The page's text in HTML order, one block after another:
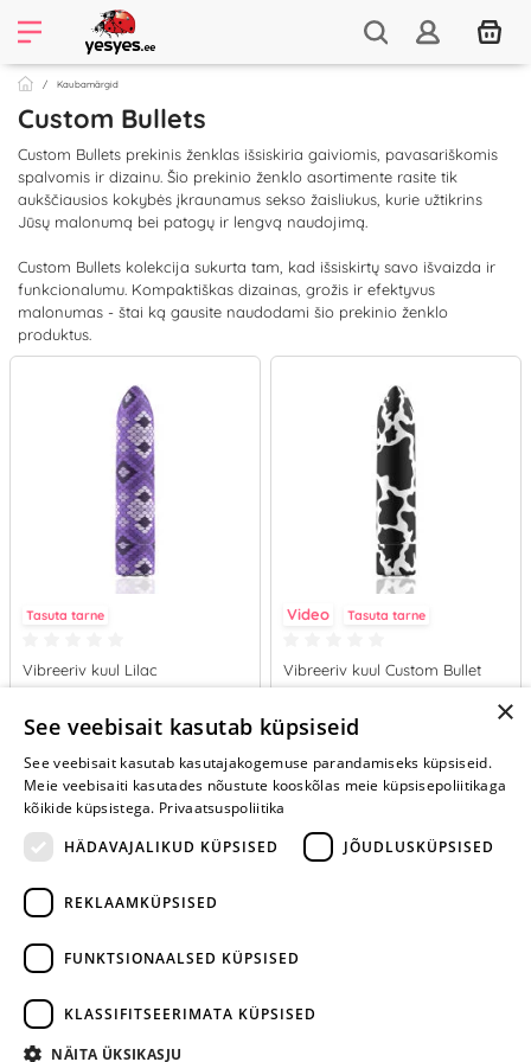
Kaubamärgid
Custom Bullets
Custom Bullets prekinis ženklas išsiskiria gaiviomis, pavasariškomis
spalvomis ir dizainu. Šio prekinio ženklo asortimente rasite tik
aukščiausios kokybės įkraunamus sekso žaisliukus, kurie užtikrins
Jūsų malonumą bei patogų ir lengvą naudojimą.
Custom Bullets kolekcija sukurta tam, kad išsiskirtų savo išvaizda ir
funkcionalumu. Kompaktiškas dizainas, grožis ir efektyvus
malonumas - štai ką gausite naudodami šio prekinio ženklo
produktus.
Tasuta tarne
Vibreeriv kuul Lilac
29.95 €
LISA OSTUKORVI
Video Tasuta tarne
Vibreeriv kuul Custom Bullet
29.95 €
LISA OSTUKORVI
×
See veebisait kasutab küpsiseid
See veebisait kasutab kasutajakogemuse parandamiseks küpsiseid.
Meie veebisaiti kasutades nõustute kooskõlas meie küpsisepoliitikaga
kõikide küpsistega. Privaatsuspoliitika
HÄDAVAJALIKUD KÜPSISED
JÕUDLUSKÜPSISED
REKLAAMKÜPSISED
FUNKTSIONAALSED KÜPSISED
KLASSIFITSEERIMATA KÜPSISED
NÄITA ÜKSIKASJU